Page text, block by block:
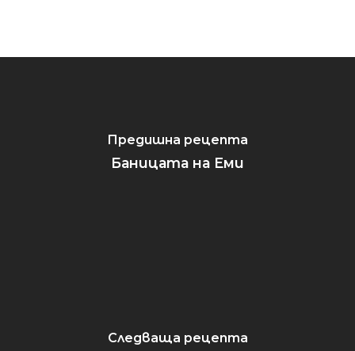
Предишна рецепта
Баницата на Еми
Следваща рецепта